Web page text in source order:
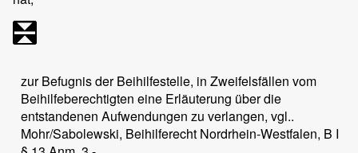
zur Befugnis der Beihilfestelle, in Zweifelsfällen vom
Beihilfeberechtigten eine Erläuterung über die
entstandenen Aufwendungen zu verlangen, vgl..
Mohr/Sabolewski, Beihilferecht Nordrhein-Westfalen, B I